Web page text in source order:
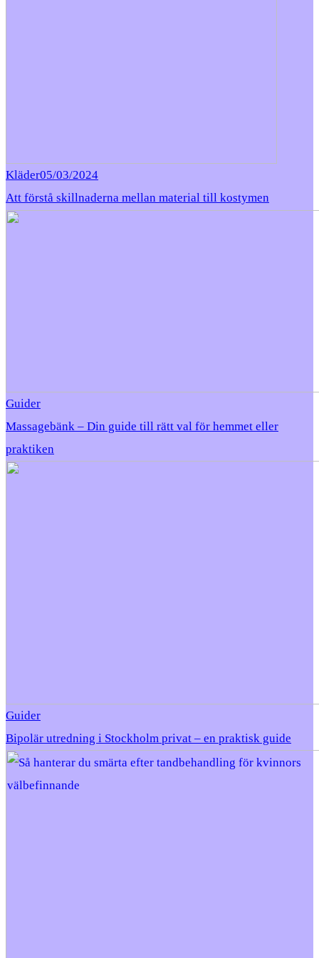
Kläder05/03/2024
Att förstå skillnaderna mellan material till kostymen
Guider
Massagebänk – Din guide till rätt val för hemmet eller
praktiken
Guider
Bipolär utredning i Stockholm privat – en praktisk guide